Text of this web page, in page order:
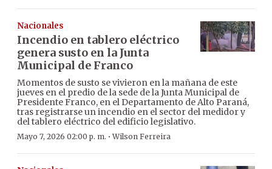
Nacionales
Incendio en tablero eléctrico
genera susto en la Junta
Municipal de Franco
Momentos de susto se vivieron en la mañana de este
jueves en el predio de la sede de la Junta Municipal de
Presidente Franco, en el Departamento de Alto Paraná,
tras registrarse un incendio en el sector del medidor y
del tablero eléctrico del edificio legislativo.
Mayo 7, 2026 02:00 p. m. ·Wilson Ferreira